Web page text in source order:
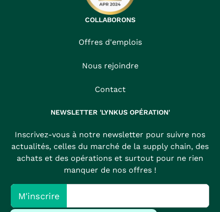
COLLABORONS
Offres d'emplois
Nous rejoindre
Contact
NEWSLETTER 'LYNKUS OPÉRATION'
Inscrivez-vous à notre newsletter pour suivre nos
actualités, celles du marché de la supply chain, des
achats et des opérations et surtout pour ne rien
manquer de nos offres !